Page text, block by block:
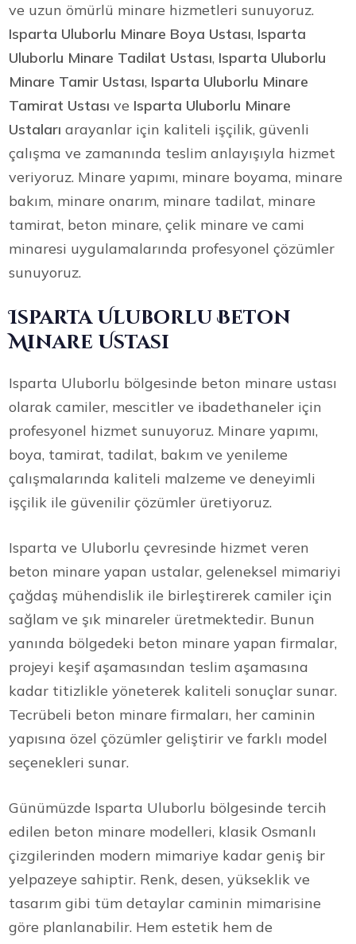
ve uzun ömürlü minare hizmetleri sunuyoruz.
Isparta Uluborlu Minare Boya Ustası, Isparta
Uluborlu Minare Tadilat Ustası, Isparta Uluborlu
Minare Tamir Ustası, Isparta Uluborlu Minare
Tamirat Ustası ve Isparta Uluborlu Minare
Ustaları arayanlar için kaliteli işçilik, güvenli
çalışma ve zamanında teslim anlayışıyla hizmet
veriyoruz. Minare yapımı, minare boyama, minare
bakım, minare onarım, minare tadilat, minare
tamirat, beton minare, çelik minare ve cami
minaresi uygulamalarında profesyonel çözümler
sunuyoruz.
Isparta Uluborlu Beton
Minare Ustası
Isparta Uluborlu bölgesinde beton minare ustası
olarak camiler, mescitler ve ibadethaneler için
profesyonel hizmet sunuyoruz. Minare yapımı,
boya, tamirat, tadilat, bakım ve yenileme
çalışmalarında kaliteli malzeme ve deneyimli
işçilik ile güvenilir çözümler üretiyoruz.
Isparta ve Uluborlu çevresinde hizmet veren
beton minare yapan ustalar, geleneksel mimariyi
çağdaş mühendislik ile birleştirerek camiler için
sağlam ve şık minareler üretmektedir. Bunun
yanında bölgedeki beton minare yapan firmalar,
projeyi keşif aşamasından teslim aşamasına
kadar titizlikle yöneterek kaliteli sonuçlar sunar.
Tecrübeli beton minare firmaları, her caminin
yapısına özel çözümler geliştirir ve farklı model
seçenekleri sunar.
Günümüzde Isparta Uluborlu bölgesinde tercih
edilen beton minare modelleri, klasik Osmanlı
çizgilerinden modern mimariye kadar geniş bir
yelpazeye sahiptir. Renk, desen, yükseklik ve
tasarım gibi tüm detaylar caminin mimarisine
göre planlanabilir. Hem estetik hem de